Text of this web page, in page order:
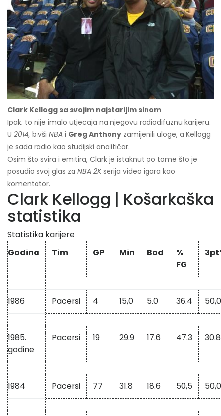
Clark Kellogg sa svojim najstarijim sinom
Ipak, to nije imalo utjecaja na njegovu radiodifuznu karijeru.
U 2014, bivši NBA i Greg Anthony zamijenili uloge, a Kellogg
je sada radio kao studijski analitičar.
Osim što svira i emitira, Clark je istaknut po tome što je
posudio svoj glas za NBA 2Kserija video igara kao
komentator.
Clark Kellogg | Košarkaška
statistika
Statistika karijere
Godina
Tim GP Min Bod
%
FG
1986 Pacersi 4 15,0 5.0 36.4 50,0
1985.
godine
Pacersi 19 29.9 17.6 47.3 30.8
1984 Pacersi 77 31.8 18.6 50,5 50,0